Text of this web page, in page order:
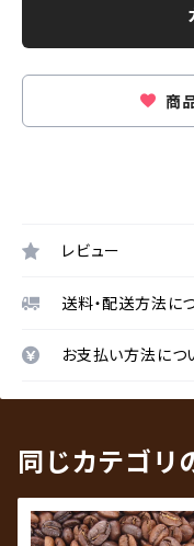
商
レビュー
送料・配送方法に
お支払い方法につ
同じカテゴリ